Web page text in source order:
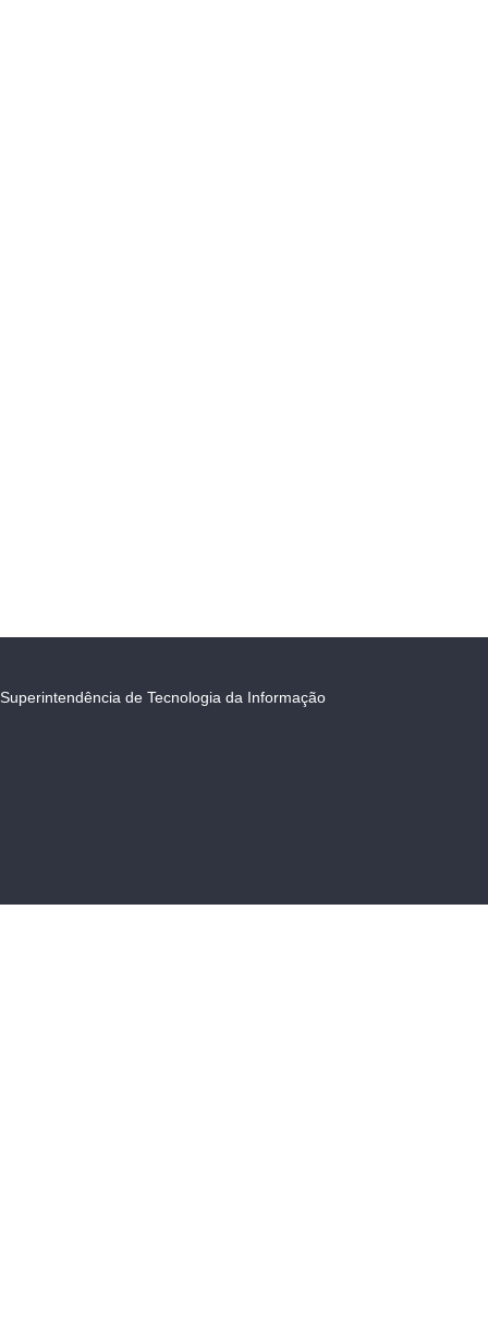
Superintendência de Tecnologia da Informação